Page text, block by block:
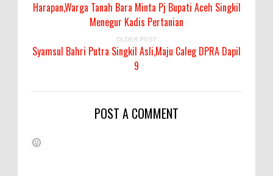
Harapan,Warga Tanah Bara Minta Pj Bupati Aceh Singkil
Menegur Kadis Pertanian
OLDER POST
Syamsul Bahri Putra Singkil Asli,Maju Caleg DPRA Dapil
9
POST A COMMENT